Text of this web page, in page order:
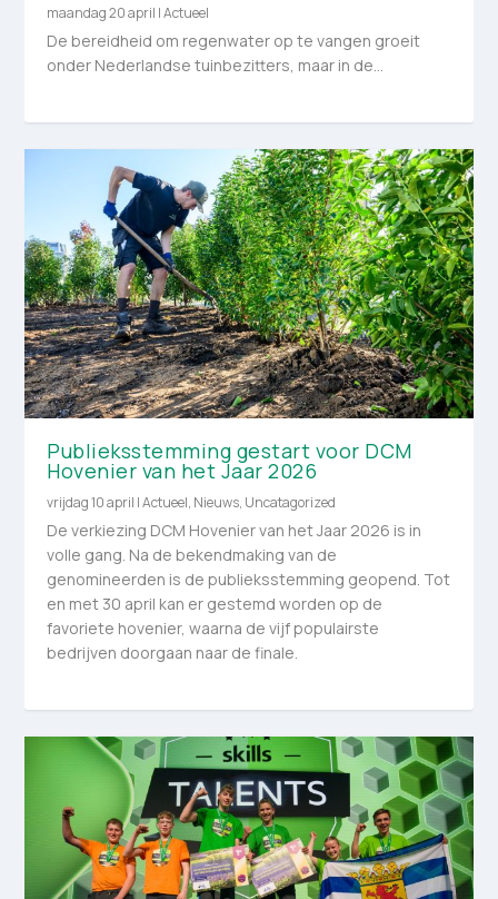
maandag 20 april |Actueel
De bereidheid om regenwater op te vangen groeit
onder Nederlandse tuinbezitters, maar in de...
Publieksstemming gestart voor DCM
Hovenier van het Jaar 2026
vrijdag 10 april |Actueel, Nieuws, Uncatagorized
De verkiezing DCM Hovenier van het Jaar 2026 is in
volle gang. Na de bekendmaking van de
genomineerden is de publieksstemming geopend. Tot
en met 30 april kan er gestemd worden op de
favoriete hovenier, waarna de vijf populairste
bedrijven doorgaan naar de finale.